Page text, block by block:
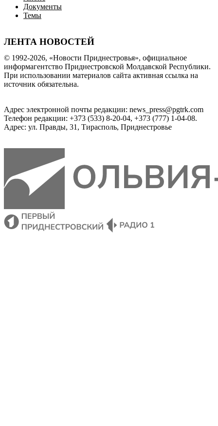
Документы
Темы
ЛЕНТА НОВОСТЕЙ
© 1992-2026, «Новости Приднестровья», официальное
информагентство Приднестровской Молдавской Республики.
При использовании материалов сайта активная ссылка на
источник обязательна.
Адрес электронной почты редакции: news_press@pgtrk.com
Телефон редакции: +373 (533) 8-20-04, +373 (777) 1-04-08.
Адрес: ул. Правды, 31, Тирасполь, Приднестровье